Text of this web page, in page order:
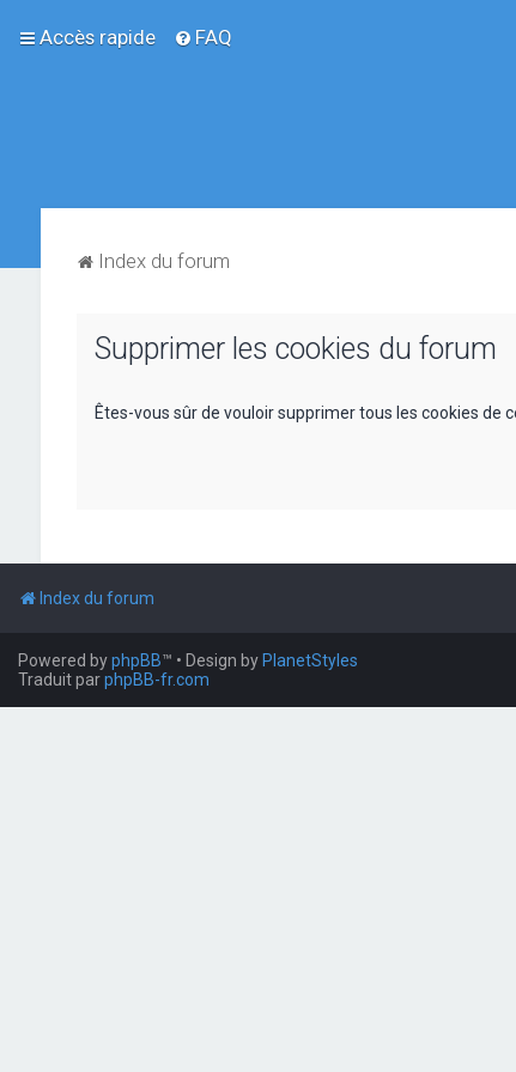
Accès rapide FAQ
Index du forum
Supprimer les cookies du forum
Êtes-vous sûr de vouloir supprimer tous les cookies de
Index du forum
Powered byphpBB™ • Design by PlanetStyles
Traduit parphpBB-fr.com